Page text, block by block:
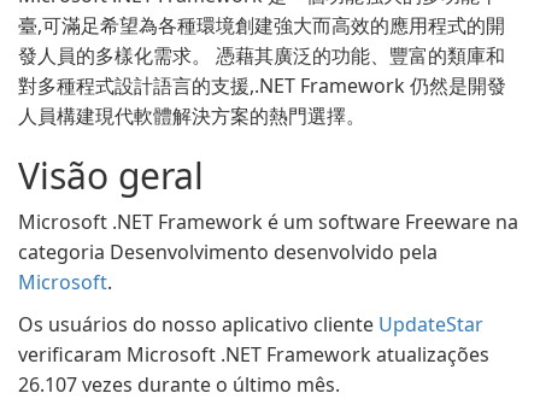
臺,可滿足希望為各種環境創建強大而高效的應用程式的開
發人員的多樣化需求。 憑藉其廣泛的功能、豐富的類庫和
對多種程式設計語言的支援,.NET Framework 仍然是開發
人員構建現代軟體解決方案的熱門選擇。
Visão geral
Microsoft .NET Framework é um software Freeware na
categoria Desenvolvimento desenvolvido pela
Microsoft.
Os usuários do nosso aplicativo cliente UpdateStar
verificaram Microsoft .NET Framework atualizações
26.107 vezes durante o último mês.